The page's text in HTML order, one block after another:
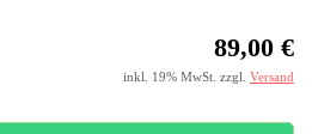
89,00 €
inkl. 19% MwSt. zzgl. Versand